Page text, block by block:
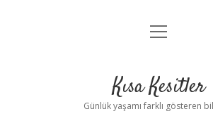
Anasayfa
Yasal Uyarı
menüyü
Kısa Kesitler
Günlük yaşamı farklı gösteren